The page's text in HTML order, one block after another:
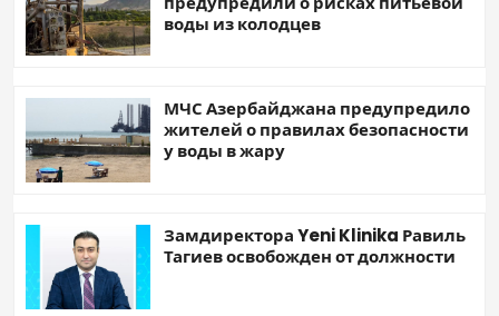
воды из колодцев
МЧС Азербайджана предупредило
жителей о правилах безопасности
у воды в жару
Замдиректора Yeni Klinika Равиль
Тагиев освобожден от должности